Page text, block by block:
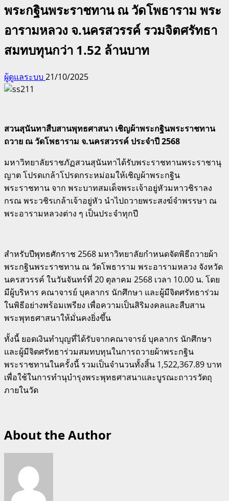
พระกฐินพระราชทาน ณ วัดโพธาราม พระ
อารามหลวง จ.นครสวรรค์ รวมจิตศรัทธา
สมทบทุนกว่า 1.52 ล้านบาท
ผู้ดูแลระบบ 21/10/2025
สวนสุนันทาสืบสานพุทธศาสนา เชิญผ้าพระกฐินพระราชทาน
ถวาย ณ วัดโพธาราม จ.นครสวรรค์ ประจำปี 2568
มหาวิทยาลัยราชภัฏสวนสุนันทาได้รับพระราชทานพระราชานุ
ญาต โปรดเกล้าโปรดกระหม่อมให้เชิญผ้าพระกฐิน
พระราชทาน จาก พระบาทสมเด็จพระเจ้าอยู่หัวมหาวชิราลง
กรณ พระวชิรเกล้าเจ้าอยู่หัว นำไปถวายพระสงฆ์จำพรรษา ณ
พระอารามหลวงต่าง ๆ เป็นประจำทุกปี
สำหรับปีพุทธศักราช 2568 มหาวิทยาลัยกำหนดจัดพิธีถวายผ้า
พระกฐินพระราชทาน ณ วัดโพธาราม พระอารามหลวง จังหวัด
นครสวรรค์ ในวันจันทร์ที่ 20 ตุลาคม 2568 เวลา 10.00 น. โดย
มีผู้บริหาร คณาจารย์ บุคลากร นักศึกษา และผู้มีจิตศรัทธาร่วม
ในพิธีอย่างพร้อมเพรียง เพื่อความเป็นสิริมงคลและสืบสาน
พระพุทธศาสนาให้มั่นคงยิ่งขึ้น
ทั้งนี้ ยอดเงินทำบุญที่ได้รับจากคณาจารย์ บุคลากร นักศึกษา
และผู้มีจิตศรัทธาร่วมสมทบทุนในการถวายผ้าพระกฐิน
พระราชทานในครั้งนี้ รวมเป็นจำนวนทั้งสิ้น 1,522,367.89 บาท
เพื่อใช้ในการทำนุบำรุงพระพุทธศาสนาและบูรณะถาวรวัตถุ
ภายในวัด
About the Author